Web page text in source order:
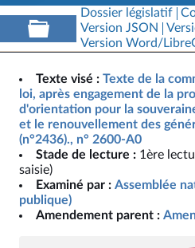
Dossier législatif
Version JSON
Version Word/
Texte visé : Texte de la
loi, après engagement de la
d'orientation pour la
et le renouvellement des
(n°2436)., n° 2600-A0
Stade de lecture : 1ère
saisie)
Examiné par : Assemblée
publique)
Amendement parent :